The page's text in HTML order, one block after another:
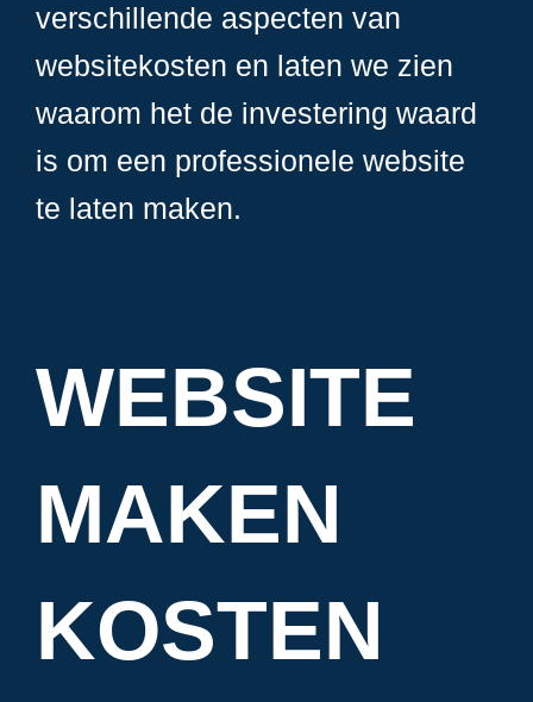
verschillende aspecten van
websitekosten en laten we zien
waarom het de investering waard
is om een professionele website
te laten maken.
WEBSITE
MAKEN
KOSTEN